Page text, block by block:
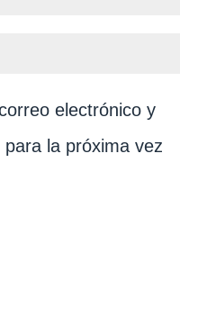
electrónico y
la próxima vez